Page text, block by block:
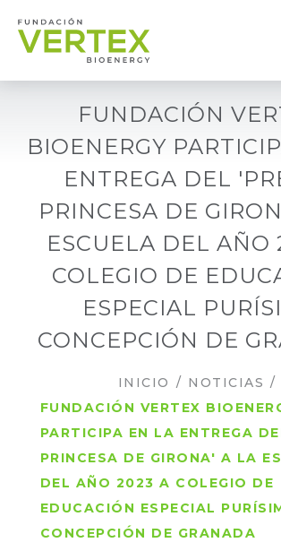
FUNDACIÓN
BIOENERGY
ENTREGA DEL
PRINCESA DE
ESCUELA DEL AÑO
COLEGIO DE
ESPECIAL
CONCEPCIÓN DE
INICIO / NOTICIAS /
FUNDACIÓN VERTEX
PARTICIPA EN LA ENTREGA
PRINCESA DE GIRONA' A LA
DEL AÑO 2023 A COLEGIO DE
EDUCACIÓN ESPECIAL
CONCEPCIÓN DE GRANADA